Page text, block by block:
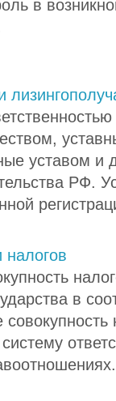
в
уставом и
РФ.
налогов
в